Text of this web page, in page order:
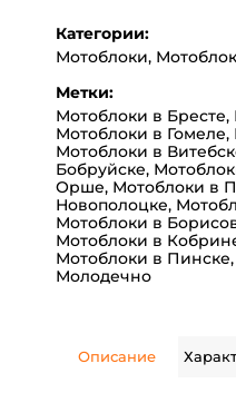
Категории:
Мотоблоки,
Метки:
Мотоблоки в Бресте,
Мотоблоки в Гомеле,
Мотоблоки в
Бобруйске,
Орше, Мотоблоки в
Новополоцке,
Мотоблоки в
Мотоблоки в
Мотоблоки в Пинске,
Молодечно
Описание